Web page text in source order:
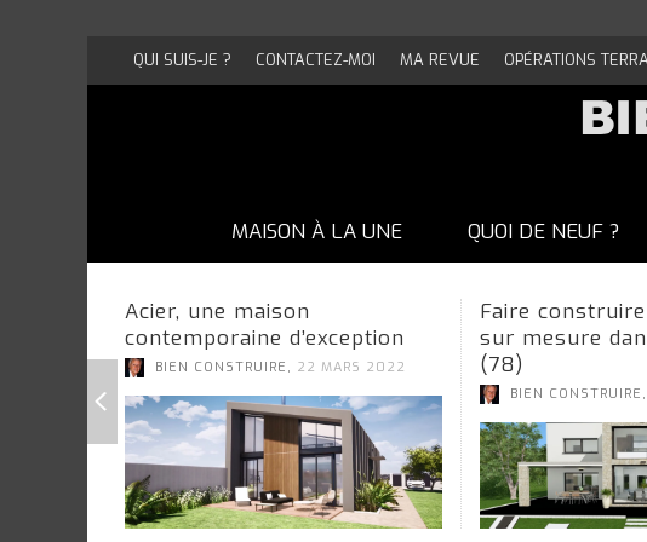
QUI SUIS-JE ? CONTACTEZ-MOI MA REVUE OPÉRATIONS
MAISON À LA UNE
UNE MAISON EN BRIQUE PAS COMME
QUOI DE NEUF ?
UNE MAISON EN BRIQUE PAS COMME
UNE MAISON EN BRIQUE PAS COMME
UNE MAISON EN BRIQUE PAS COMME
Acier, une maison
contemporaine d’exception
BIEN CONSTRUIRE , 22 MARS 2022
Faire
sur mesure
(78)
BIEN CONSTRUIRE ,